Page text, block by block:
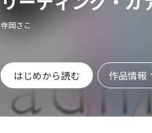
寺岡さこ
はじめから読む 作品情報